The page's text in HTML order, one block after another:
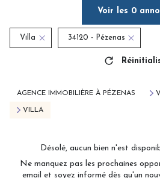
Voir les 0
Villa 34120 - Pézenas
AGENCE IMMOBILIÈRE À PÉZENAS
VILLA
Désolé, aucun bien n'est
Ne manquez pas les prochaines
email et soyez informé dès qu'un